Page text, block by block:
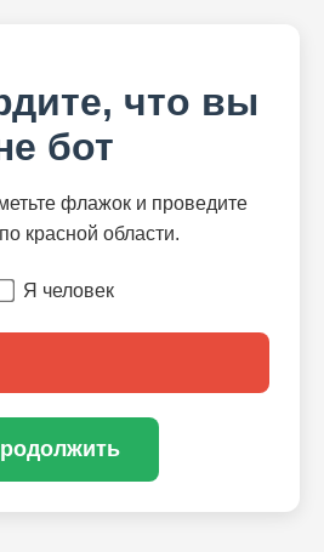
что вы
бот
флажок и проведите
красной области.
Я человек